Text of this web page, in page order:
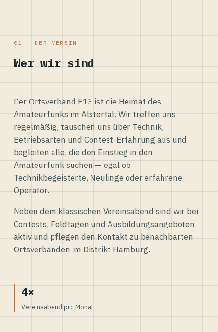
01 — DER VEREIN
Wer wir sind
Der Ortsverband E13 ist die Heimat des
Amateurfunks im Alstertal. Wir treffen uns
regelmäßig, tauschen uns über Technik,
Betriebsarten und Contest-Erfahrung aus und
begleiten alle, die den Einstieg in den
Amateurfunk suchen — egal ob
Technikbegeisterte, Neulinge oder erfahrene
Operator.
Neben dem klassischen Vereinsabend sind wir bei
Contests, Feldtagen und Ausbildungsangeboten
aktiv und pflegen den Kontakt zu benachbarten
Ortsverbänden im Distrikt Hamburg.
4×
Vereinsabend pro Monat